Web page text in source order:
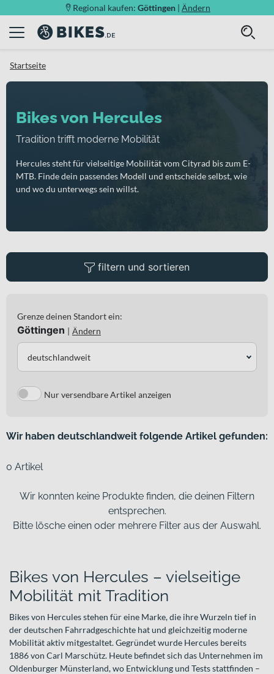
Regional kaufen: Göttingen | Ändern
Startseite
Bikes von Hercules
Tradition trifft moderne Mobilität
Hercules steht für vielseitige Mobilität vom Cityrad bis zum E-
MTB. Finde dein passendes Modell und entscheide selbst, wie
und wo du unterwegs sein willst.
filtern und sortieren
Grenze deinen Standort ein:
Göttingen | Ändern
deutschlandweit
Nur versendbare Artikel anzeigen
Wir haben deutschlandweit folgende Artikel gefunden:
0 Artikel
Wir konnten keine Produkte finden, die deinen Filtern
entsprechen.
Bitte lösche einen oder mehrere Filter aus der Auswahl.
Bikes von Hercules – vielseitige
Mobilität mit Tradition
Bikes von Hercules stehen für eine Marke, die ihre Wurzeln tief in
der deutschen Fahrradgeschichte hat und gleichzeitig moderne
Mobilität aktiv mitgestaltet. Gegründet wurde Hercules bereits
1886 von Carl Marschütz. Heute befindet sich das Unternehmen im
Oldenburger Münsterland, wo Entwicklung und Tests stattfinden –